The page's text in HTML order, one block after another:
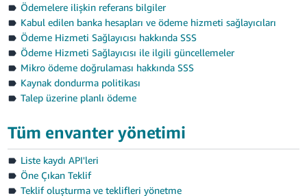
Ödemelere ilişkin referans bilgiler
Kabul edilen banka hesapları ve ödeme hizmeti sağlayıcıları
Ödeme Hizmeti Sağlayıcısı hakkında SSS
Ödeme Hizmeti Sağlayıcısı ile ilgili güncellemeler
Mikro ödeme doğrulaması hakkında SSS
Kaynak dondurma politikası
Talep üzerine planlı ödeme
Tüm envanter yönetimi
Liste kaydı API'leri
Öne Çıkan Teklif
Teklif oluşturma ve teklifleri yönetme